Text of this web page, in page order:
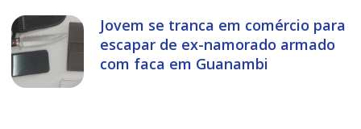
Jovem se tranca em comércio para
escapar de ex-namorado armado
com faca em Guanambi